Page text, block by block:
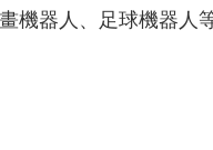
機器人、足球機器人